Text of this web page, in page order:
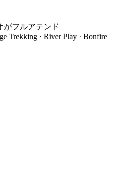
がフルアテンド
Trekking · River Play · Bonfire